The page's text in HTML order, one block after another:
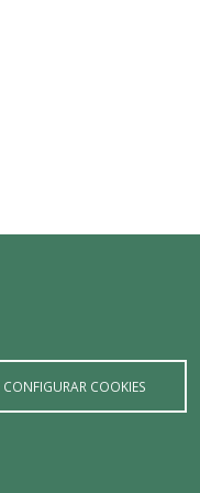
CONFIGURAR COOKIES